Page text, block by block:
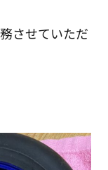
させていただ